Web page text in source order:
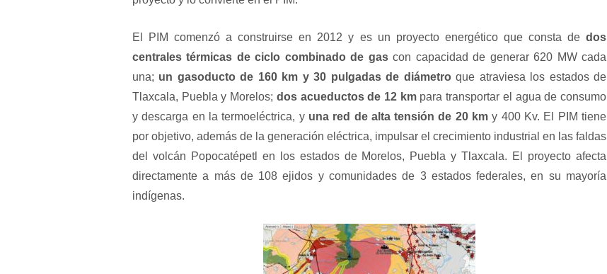
El PIM comenzó a construirse en 2012 y es un proyecto energético que consta de dos
centrales térmicas de ciclo combinado de gascon capacidad de generar 620 MW cada
una; un gasoducto de 160 km y 30 pulgadas de diámetroque atraviesa los estados de
Tlaxcala, Puebla y Morelos; dos acueductos de 12 kmpara transportar el agua de consumo
y descarga en la termoeléctrica, y una red de alta tensión de 20 km y 400 Kv. El PIM tiene
por objetivo, además de la generación eléctrica, impulsar el crecimiento industrial en las faldas
del volcán Popocatépetl en los estados de Morelos, Puebla y Tlaxcala. El proyecto afecta
directamente a más de 108 ejidos y comunidades de 3 estados federales, en su mayoría
indígenas.